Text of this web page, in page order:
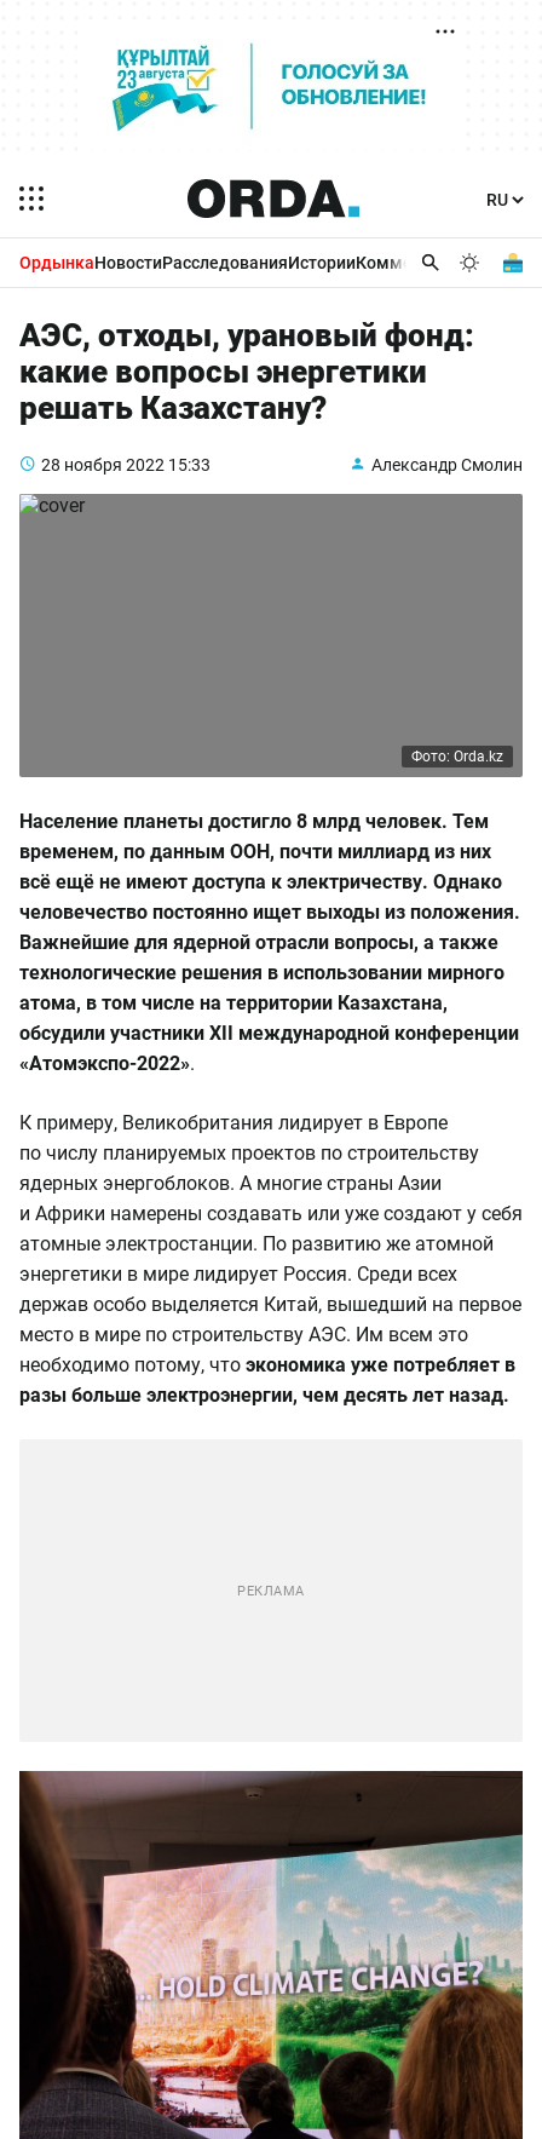
ОрдынкаНовостиРасследованияИсторииКомментарииБизнес
АЭС, отходы, урановый фонд:
какие вопросы энергетики
решать Казахстану?
28 ноября 2022 15:33 Александр Смолин
Фото: Orda.kz
Население планеты достигло 8 млрд человек. Тем
временем, по данным ООН, почти миллиард из них
всё ещё не имеют доступа к электричеству. Однако
человечество постоянно ищет выходы из положения.
Важнейшие для ядерной отрасли вопросы, а также
технологические решения в использовании мирного
атома, в том числе на территории Казахстана,
обсудили участники XII международной конференции
«Атомэкспо-2022».
К примеру, Великобритания лидирует в Европе
по числу планируемых проектов по строительству
ядерных энергоблоков. А многие страны Азии
и Африки намерены создавать или уже создают у себя
атомные электростанции. По развитию же атомной
энергетики в мире лидирует Россия. Среди всех
держав особо выделяется Китай, вышедший на первое
место в мире по строительству АЭС. Им всем это
необходимо потому, что экономика уже потребляет в
разы больше электроэнергии, чем десять лет назад.